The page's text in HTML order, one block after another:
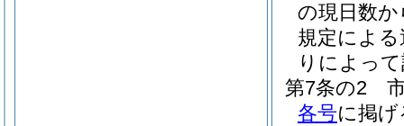
の現日数か
規定によ
りによっ
第7条の2
各号に掲